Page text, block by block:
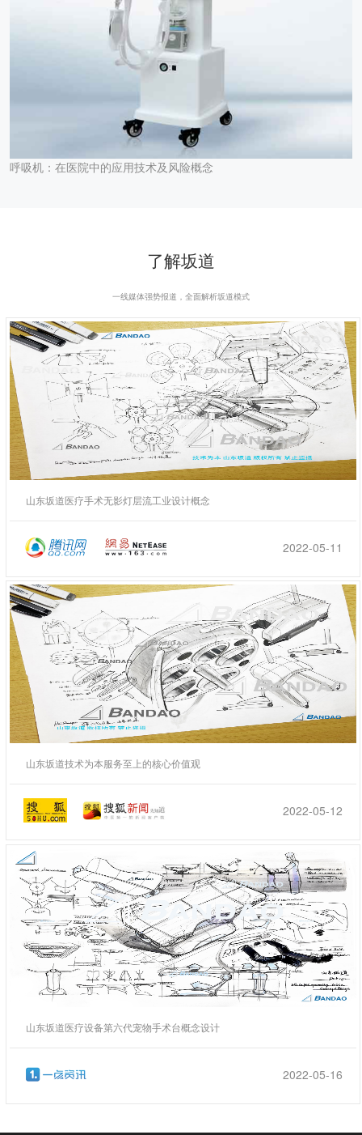
呼吸机：在医院中的应用技术及风险概念
了解坂道
一线媒体强势报道，全面解析坂道模式
山东坂道医疗手术无影灯层流工业设计概念
2022-05-11
山东坂道技术为本服务至上的核心价值观
2022-05-12
山东坂道医疗设备第六代宠物手术台概念设计
2022-05-16